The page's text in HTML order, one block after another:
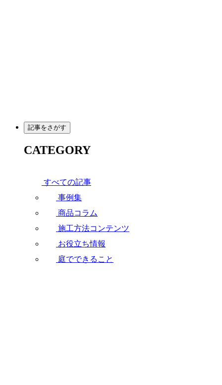
記事をさがす
CATEGORY
すべての記事
事例集
商品コラム
施工方法コンテンツ
お役立ち情報
庭でできること